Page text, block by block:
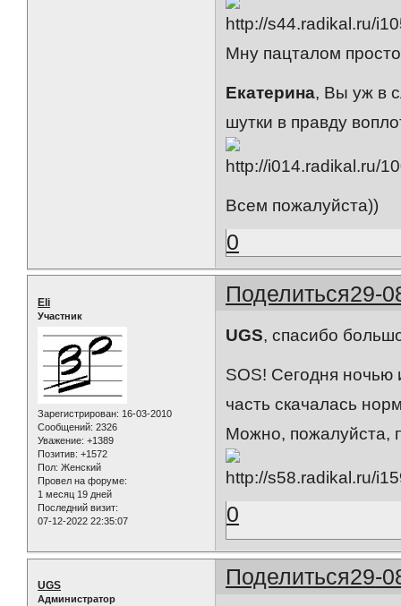
Мну пацталом
Екатерина, Вы уж в
шутки в правду
Всем пожалуйста))
0
Поделиться29-
Eli
Участник
Зарегистрирован: 16-03-2010
Сообщений: 2326
Уважение: +1389
Позитив: +1572
Пол: Женский
Провел на форуме:
1 месяц 19 дней
Последний визит:
07-12-2022 22:35:07
UGS, спасибо
SOS! Сегодня ночью
часть скачалась
Можно, пожалуйста,
0
Поделиться29-
UGS
Администратор